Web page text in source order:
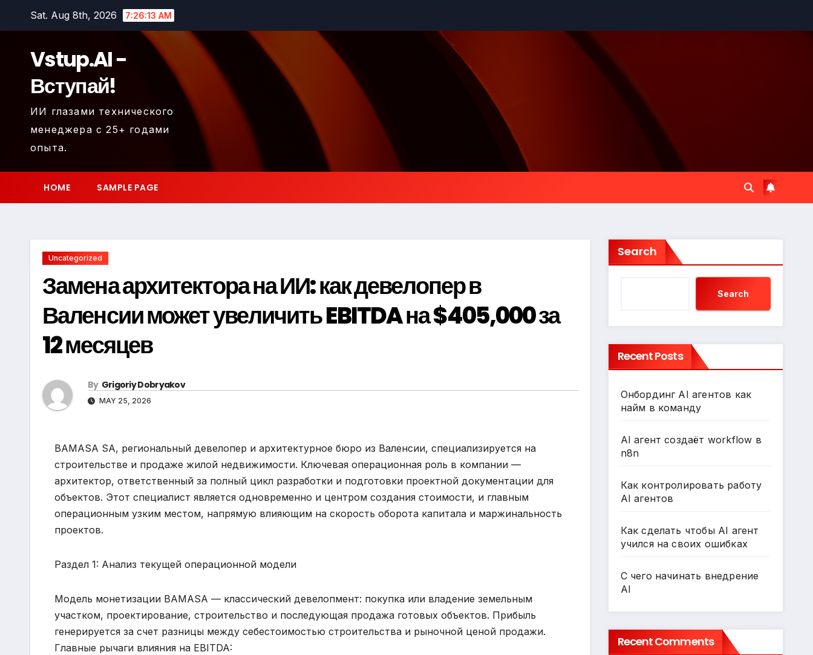
Sat. Aug 8th, 2026 7:26:14 AM
Vstup.AI -
Вступай!
ИИ глазами технического
менеджера с 25+ годами
опыта.
HOME SAMPLE PAGE
Uncategorized
Замена архитектора на ИИ: как девелопер в
Валенсии может увеличить EBITDA на $405,000 за
12 месяцев
By Grigoriy Dobryakov
MAY 25, 2026
BAMASA SA, региональный девелопер и архитектурное бюро из Валенсии, специализируется на
строительстве и продаже жилой недвижимости. Ключевая операционная роль в компании —
архитектор, ответственный за полный цикл разработки и подготовки проектной документации для
объектов. Этот специалист является одновременно и центром создания стоимости, и главным
операционным узким местом, напрямую влияющим на скорость оборота капитала и маржинальность
проектов.
Раздел 1: Анализ текущей операционной модели
Модель монетизации BAMASA — классический девелопмент: покупка или владение земельным
участком, проектирование, строительство и последующая продажа готовых объектов. Прибыль
генерируется за счет разницы между себестоимостью строительства и рыночной ценой продажи.
Главные рычаги влияния на EBITDA:
Search
Search
Recent Posts
Онбординг AI агентов как
найм в команду
AI агент создаёт workflow в
n8n
Как контролировать работу
AI агентов
Как сделать чтобы AI агент
учился на своих ошибках
С чего начинать внедрение
AI
Recent Comments